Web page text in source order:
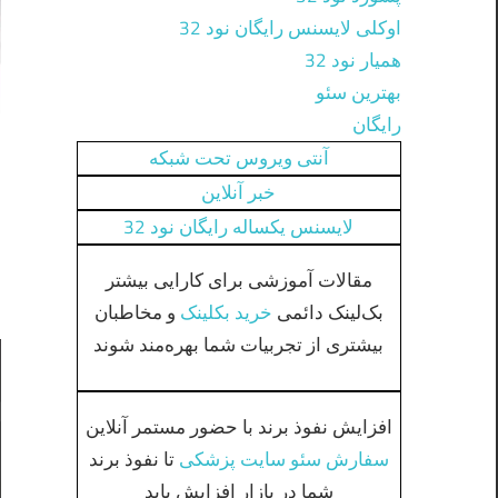
اوکلی لایسنس رایگان نود 32
همیار نود 32
بهترین سئو
رایگان
آنتی ویروس تحت شبکه
خبر آنلاین
لایسنس یکساله رایگان نود 32
مقالات آموزشی برای کارایی بیشتر
بک‌لینک دائمی خرید بکلینک و مخاطبان
بیشتری از تجربیات شما بهره‌مند شوند
افزایش نفوذ برند با حضور مستمر آنلاین
سفارش سئو سایت پزشکیتا نفوذ برند
شما در بازار افزایش یابد